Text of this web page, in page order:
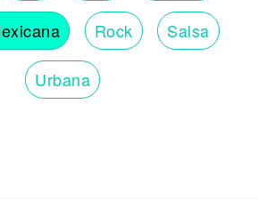
Rock Salsa
Urbana